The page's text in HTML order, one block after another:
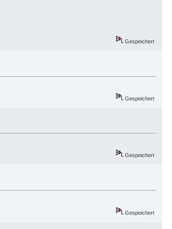
Gespeichert
Gespeichert
Gespeichert
Gespeichert